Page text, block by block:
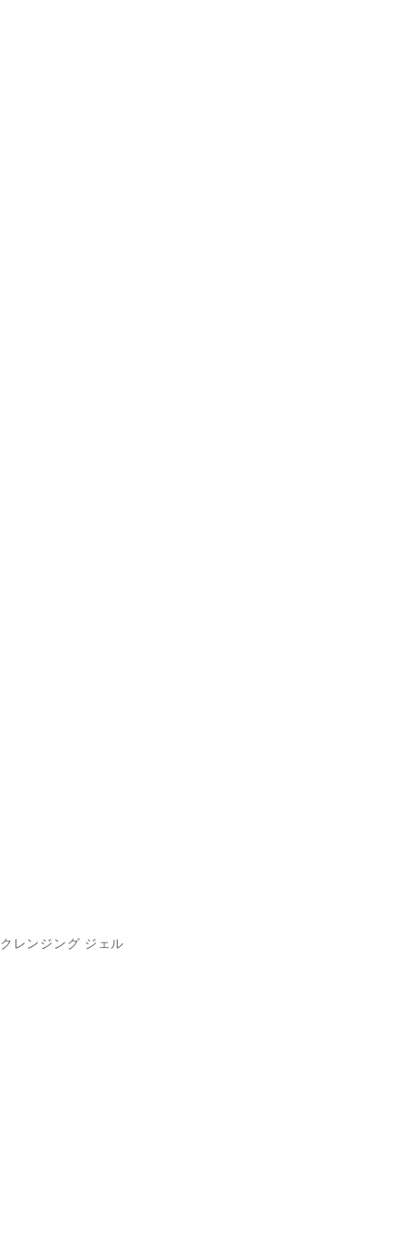
クレンジング ジェル